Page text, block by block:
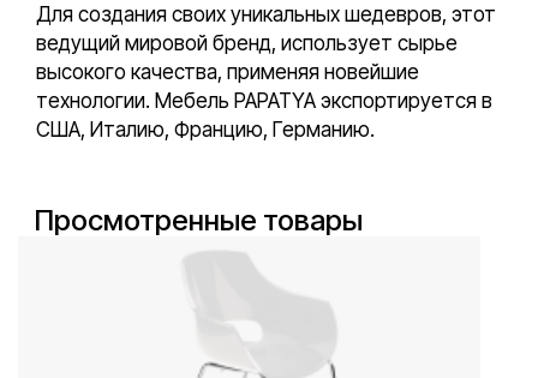
Для создания своих уникальных шедевров, этот
ведущий мировой бренд, использует сырье
высокого качества, применяя новейшие
технологии. Мебель PAPATYA экспортируется в
США, Италию, Францию, Германию.
Просмотренные товары